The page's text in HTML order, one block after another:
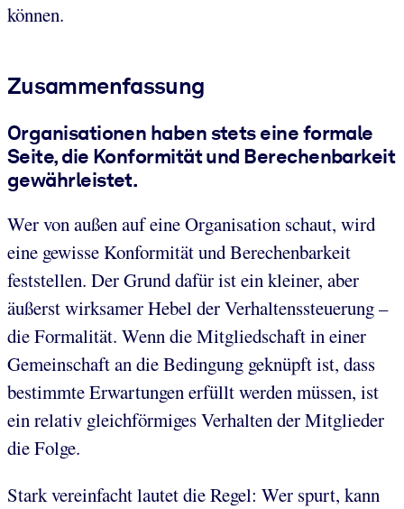
können.
Zusammenfassung
Organisationen haben stets eine formale
Seite, die Konformität und Berechenbarkeit
gewährleistet.
Wer von außen auf eine Organisation schaut, wird
eine gewisse Konformität und Berechenbarkeit
feststellen. Der Grund dafür ist ein kleiner, aber
äußerst wirksamer Hebel der Verhaltenssteuerung –
die Formalität. Wenn die Mitgliedschaft in einer
Gemeinschaft an die Bedingung geknüpft ist, dass
bestimmte Erwartungen erfüllt werden müssen, ist
ein relativ gleichförmiges Verhalten der Mitglieder
die Folge.
Stark vereinfacht lautet die Regel: Wer spurt, kann